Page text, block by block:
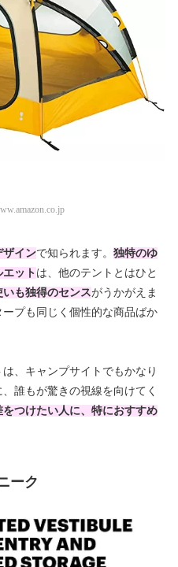
ザインで知られます。 独特のゆ
ット は、他のテントとはひと
いも独得のセンスがうかがえま
プも同じく個性的な商品ばか
、キャンプサイトでもかなり
誰もが驚きの視線を向けてく
つけたい人に、特におすすめ
ーク